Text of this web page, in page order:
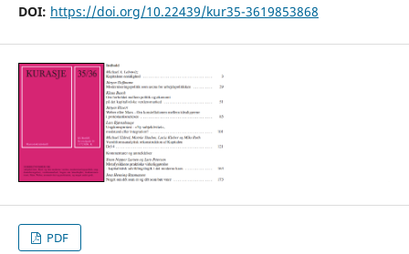
DOI: https://doi.org/10.22439/kur35-3619853868
PDF